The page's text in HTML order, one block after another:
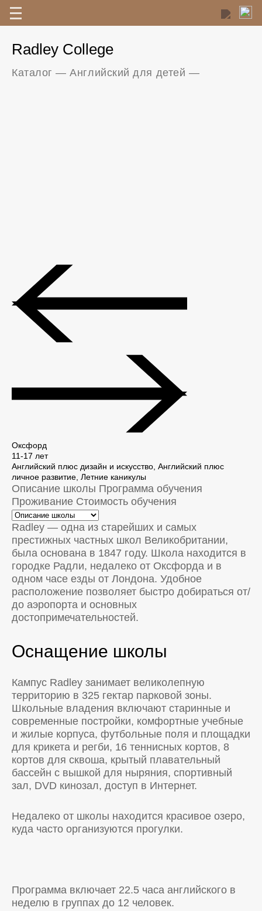
Radley College
Каталог —Английский для детей —
Оксфорд
11-17 лет
Английский плюс дизайн и искусство, Английский плюс
личное развитие, Летние каникулы
Описание школы Программа обучения
Проживание Стоимость обучения
Radley — одна из старейших и самых
престижных частных школ Великобритании,
была основана в 1847 году. Школа находится в
городке Радли, недалеко от Оксфорда и в
одном часе езды от Лондона. Удобное
расположение позволяет быстро добираться от/
до аэропорта и основных
достопримечательностей.
Оснащение школы
Кампус Radley занимает великолепную
территорию в 325 гектар парковой зоны.
Школьные владения включают старинные и
современные постройки, комфортные учебные
и жилые корпуса, футбольные поля и площадки
для крикета и регби, 16 теннисных кортов, 8
кортов для сквоша, крытый плавательный
бассейн с вышкой для ныряния, спортивный
зал, DVD кинозал, доступ в Интернет.
Недалеко от школы находится красивое озеро,
куда часто организуются прогулки.
Программа включает 22.5 часа английского в
неделю в группах до 12 человек.